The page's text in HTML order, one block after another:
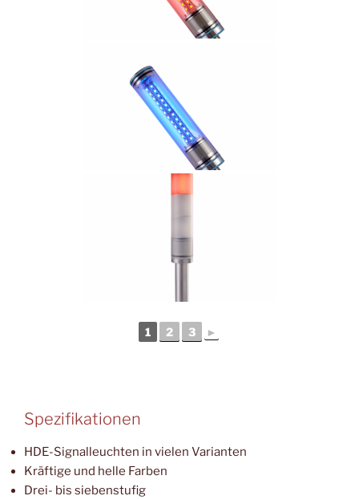
1 2 3 ►
Spezifikationen
HDE-Signalleuchten in vielen Varianten
Kräftige und helle Farben
Drei- bis siebenstufig